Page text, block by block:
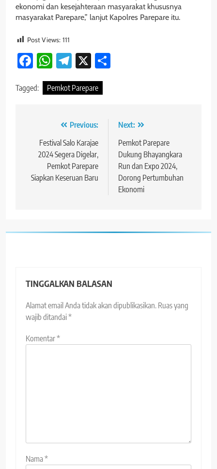
ekonomi dan kesejahteraan masyarakat khususnya
masyarakat Parepare,” lanjut Kapolres Parepare itu.
Post Views: 111
Facebook
WhatsApp
Telegram
X
Tagged: Pemkot Parepare
Navigasi
pos
Previous:
Festival Salo Karajae
2024 Segera Digelar,
Pemkot Parepare
Siapkan Keseruan Baru
Next:
Pemkot Parepare
Dukung Bhayangkara
Run dan Expo 2024,
Dorong Pertumbuhan
Ekonomi
TINGGALKAN BALASAN
Alamat email Anda tidak akan dipublikasikan. Ruas yang
wajib ditandai*
Komentar*
Nama*